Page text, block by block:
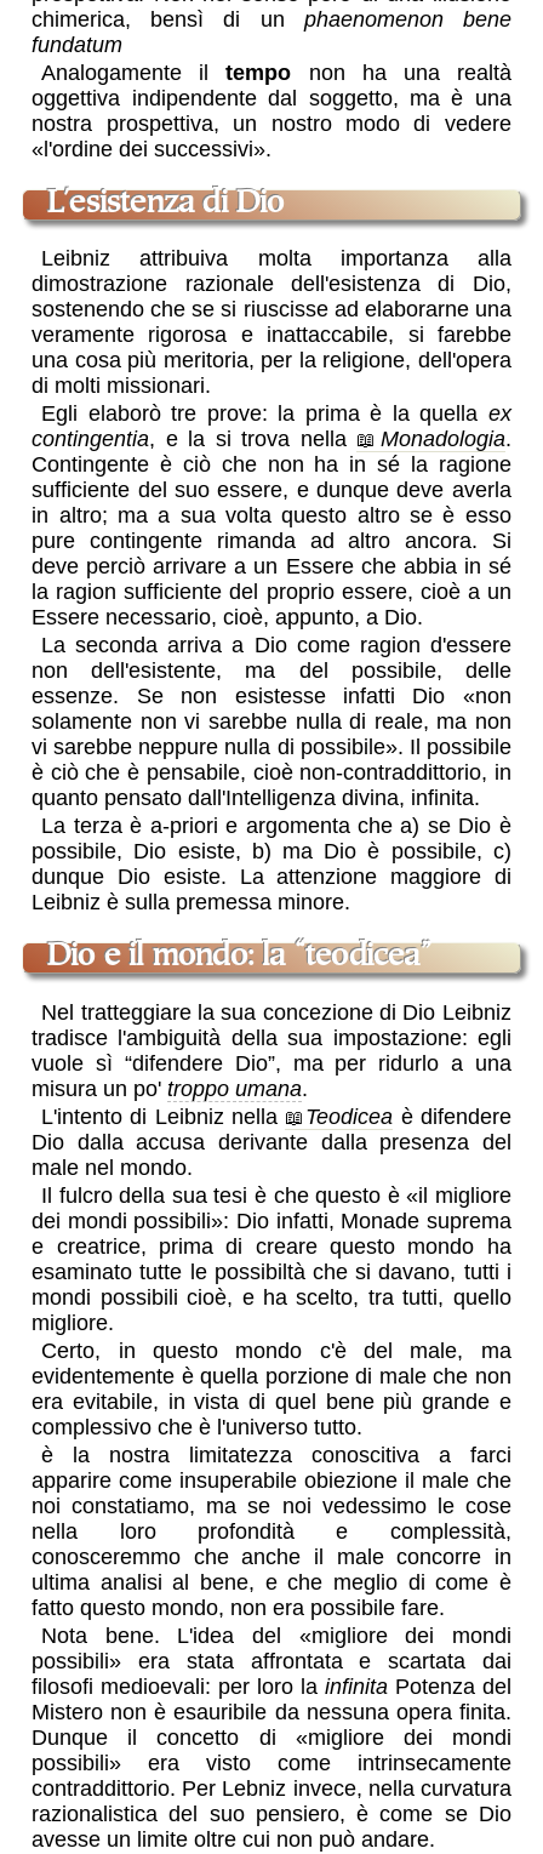
chimerica, bensì di un phaenomenon bene
fundatum
Analogamente iltempo non ha una realtà
oggettiva indipendente dal soggetto, ma è una
nostra prospettiva, un nostro modo di vedere
«l'ordine dei successivi».
l'esistenza di Dio
Leibniz attribuiva molta importanza alla
dimostrazione razionale dell'esistenza di Dio,
sostenendo che se si riuscisse ad elaborarne una
veramente rigorosa e inattaccabile, si farebbe
una cosa più meritoria, per la religione, dell'opera
di molti missionari.
Egli elaborò tre prove: la prima è la quella ex
contingentia, e la si trova nella Monadologia.
Contingente è ciò che non ha in sé la ragione
sufficiente del suo essere, e dunque deve averla
in altro; ma a sua volta questo altro se è esso
pure contingente rimanda ad altro ancora. Si
deve perciò arrivare a un Essere che abbia in sé
la ragion sufficiente del proprio essere, cioè a un
Essere necessario, cioè, appunto, a Dio.
La seconda arriva a Dio come ragion d'essere
non dell'esistente, ma del possibile, delle
essenze. Se non esistesse infatti Dio
non
solamente non vi sarebbe nulla di reale, ma non
vi sarebbe neppure nulla di possibile . Il possibile
è ciò che è pensabile, cioè non-contraddittorio, in
quanto pensato dall'Intelligenza divina, infinita.
La terza è a-priori e argomenta che a) se Dio è
possibile, Dio esiste, b) ma Dio è possibile, c)
dunque Dio esiste. La attenzione maggiore di
Leibniz è sulla premessa minore.
Dio e il mondo: la “teodicea”
Nel tratteggiare la sua concezione di Dio Leibniz
tradisce l'ambiguità della sua impostazione: egli
vuole sì “difendere Dio”, ma per ridurlo a una
misura un po'troppo umana.
L'intento di Leibniz nella
Teodicea è difendere
Dio dalla accusa derivante dalla presenza del
male nel mondo.
Il fulcro della sua tesi è che questo è «il migliore
dei mondi possibili»: Dio infatti, Monade suprema
e creatrice, prima di creare questo mondo ha
esaminato tutte le possibiltà che si davano, tutti i
mondi possibili cioè, e ha scelto, tra tutti, quello
migliore.
Certo, in questo mondo c'è del male, ma
evidentemente è quella porzione di male che non
era evitabile, in vista di quel bene più grande e
complessivo che è l'universo tutto.
è la nostra limitatezza conoscitiva a farci
apparire come insuperabile obiezione il male che
noi constatiamo, ma se noi vedessimo le cose
nella loro profondità e complessità,
conosceremmo che anche il male concorre in
ultima analisi al bene, e che meglio di come è
fatto questo mondo, non era possibile fare.
Nota bene. L'idea del «migliore dei mondi
possibili» era stata affrontata e scartata dai
filosofi medioevali: per loro la infinitaPotenza del
Mistero non è esauribile da nessuna opera finita.
Dunque il concetto di «migliore dei mondi
possibili» era visto come intrinsecamente
contraddittorio. Per Lebniz invece, nella curvatura
razionalistica del suo pensiero, è come se Dio
avesse un limite oltre cui non può andare.